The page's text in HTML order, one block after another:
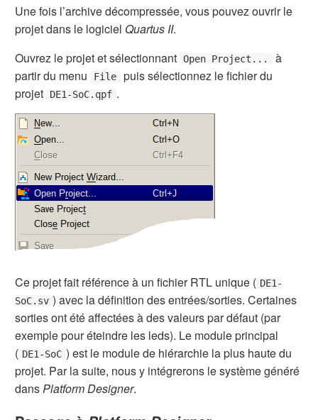
Une fois l’archive décompressée, vous pouvez ouvrir le
projet dans le logiciel Quartus II.
Ouvrez le projet et sélectionnant Open Project...
à
partir du menu
File
puis sélectionnez le fichier du
projet
DE1-SoC.qpf .
Ce projet fait référence à un fichier RTL unique ( DE1-
SoC.sv ) avec la définition des entrées/sorties. Certaines
sorties ont été affectées à des valeurs par défaut (par
exemple pour éteindre les leds). Le module principal
( DE1-SoC ) est le module de hiérarchie la plus haute du
projet. Par la suite, nous y intégrerons le système généré
dansPlatform Designer.